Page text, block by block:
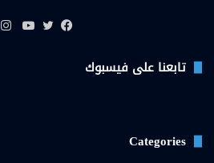
تابعنا على فيسبوك
Categories